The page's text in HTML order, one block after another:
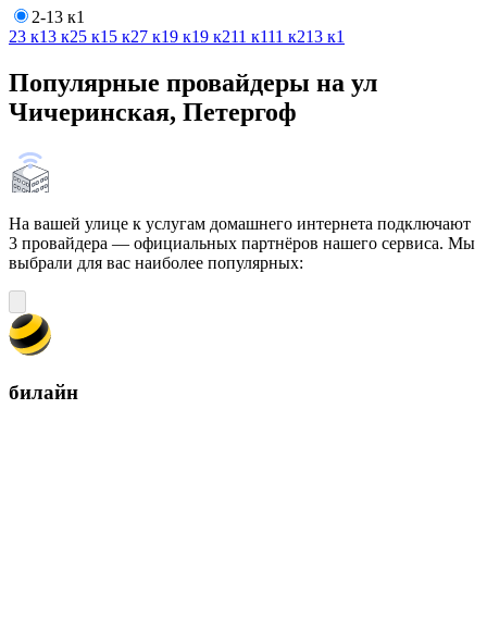
2-13 к1
23 к13 к25 к1 5 к27 к19 к19 к211 к111 к213 к1
Популярные провайдеры на ул
Чичеринская, Петергоф
На вашей улице к услугам домашнего интернета подключают
3 провайдера — официальных партнёров нашего сервиса. Мы
выбрали для вас наиболее популярных:
билайн